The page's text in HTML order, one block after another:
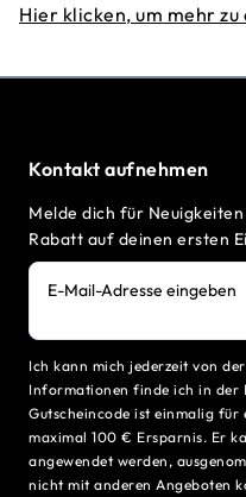
Hier klicken, um mehr
Kontakt aufnehmen
Melde dich für
Rabatt auf deinen ersten
E-Mail-Adresse eingeben
Ich kann mich jederzeit von
Informationen finde ich in der
Gutscheincode ist einmalig für
maximal 100 € Ersparnis. Er
angewendet werden,
nicht mit anderen Angeboten